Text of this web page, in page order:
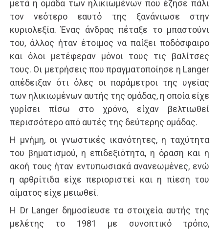
μετά η ομάδα των ηλικιωμένων που έζησε πάλι
τον νεότερο εαυτό της ξανάνιωσε στην
κυριολεξία. Ένας άνδρας πέταξε το μπαστούνι
του, άλλος ήταν έτοιμος να παίξει ποδόσφαιρο
και όλοι μετέφεραν μόνοι τους τις βαλίτσες
τους. Οι μετρήσεις που πραγματοποίησε η Langer
απέδειξαν ότι όλες οι παράμετροι της υγείας
των ηλικιωμένων αυτής της ομάδας, η οποία είχε
γυρίσει πίσω στο χρόνο, είχαν βελτιωθεί
περισσότερο από αυτές της δεύτερης ομάδας.
Η μνήμη, οι γνωστικές ικανότητες, η ταχύτητα
του βηματισμού, η επιδεξιότητα, η όραση και η
ακοή τους ήταν εντυπωσιακά ανανεωμένες, ενώ
η αρθρίτιδα είχε περιοριστεί και η πίεση του
αίματος είχε μειωθεί.
Η Dr Langer δημοσίευσε τα στοιχεία αυτής της
μελέτης το 1981 με συνοπτικό τρόπο,